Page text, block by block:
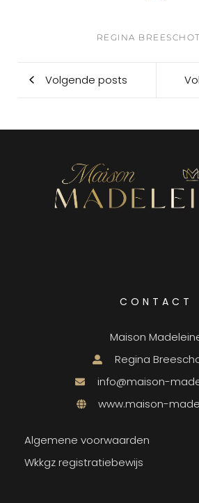
REGINA
Volgende posts
CONTACT
Maison
Regina
info@maison-
www.maison-
Algemene voorwaarden
Wkkgz registratiebewijs